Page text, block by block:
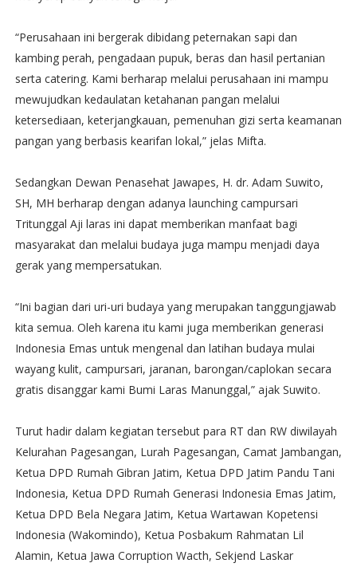
“Perusahaan ini bergerak dibidang peternakan sapi dan
kambing perah, pengadaan pupuk, beras dan hasil pertanian
serta catering. Kami berharap melalui perusahaan ini mampu
mewujudkan kedaulatan ketahanan pangan melalui
ketersediaan, keterjangkauan, pemenuhan gizi serta keamanan
pangan yang berbasis kearifan lokal,” jelas Mifta.
Sedangkan Dewan Penasehat Jawapes, H. dr. Adam Suwito,
SH, MH berharap dengan adanya launching campursari
Tritunggal Aji laras ini dapat memberikan manfaat bagi
masyarakat dan melalui budaya juga mampu menjadi daya
gerak yang mempersatukan.
“Ini bagian dari uri-uri budaya yang merupakan tanggungjawab
kita semua. Oleh karena itu kami juga memberikan generasi
Indonesia Emas untuk mengenal dan latihan budaya mulai
wayang kulit, campursari, jaranan, barongan/caplokan secara
gratis disanggar kami Bumi Laras Manunggal,” ajak Suwito.
Turut hadir dalam kegiatan tersebut para RT dan RW diwilayah
Kelurahan Pagesangan, Lurah Pagesangan, Camat Jambangan,
Ketua DPD Rumah Gibran Jatim, Ketua DPD Jatim Pandu Tani
Indonesia, Ketua DPD Rumah Generasi Indonesia Emas Jatim,
Ketua DPD Bela Negara Jatim, Ketua Wartawan Kopetensi
Indonesia (Wakomindo), Ketua Posbakum Rahmatan Lil
Alamin, Ketua Jawa Corruption Wacth, Sekjend Laskar